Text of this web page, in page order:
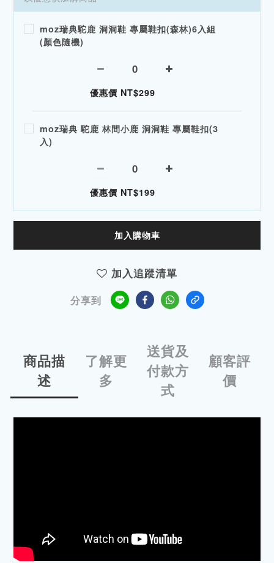
moz瑞典駝鹿 洞洞鞋 專屬鞋扣(森林)6入組
(顏色隨機)
優惠價 NT$299
moz瑞典 駝鹿 林間小鹿 洞洞鞋 專屬鞋扣(3
入)
優惠價 NT$199
加入購物車
加入追蹤清單
分享到
商品描
述
了解更
多
送貨及
付款方
式
顧客評
價